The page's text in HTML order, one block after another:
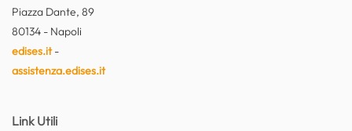
Piazza Dante, 89
80134 - Napoli
edises.it-
assistenza.edises.it
Link Utili